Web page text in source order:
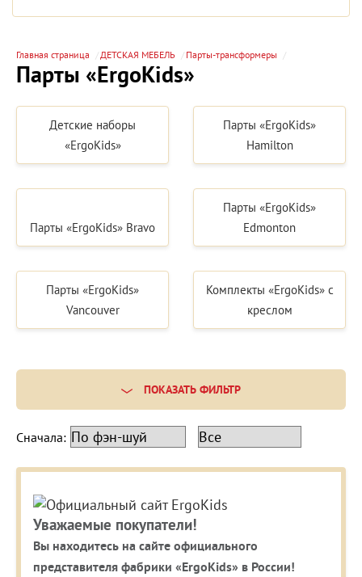
Главная страница ДЕТСКАЯ МЕБЕЛЬ Парты-трансформеры
Парты «ErgoKids»
Детские наборы
«ErgoKids»
Парты «ErgoKids»
Hamilton
Парты «ErgoKids» Bravo
Парты «ErgoKids»
Edmonton
Парты «ErgoKids»
Vancouver
Комплекты «ErgoKids» с
креслом
ПОКАЗАТЬ ФИЛЬТР
Сначала:
Уважаемые покупатели!
Вы находитесь на сайте официального
представителя фабрики «ErgoKids» в России!